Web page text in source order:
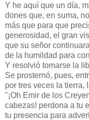
Y he aquí que un día,
dones que, en suma,
más que para que
generosidad, el gran
que su señor
de la humildad para
Y resolvió tomarse la
Se prosternó, pues,
por tres veces la tierra,
"¡Oh Emir de los
cabezas! perdona a tu
tu presencia para